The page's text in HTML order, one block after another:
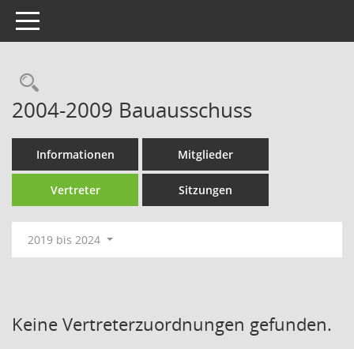
Toggle navigation
Rechercheauswahl
2004-2009 Bauausschuss
Informationen Mitglieder
Vertreter Sitzungen
2019 bis 2024
Keine Vertreterzuordnungen gefunden.